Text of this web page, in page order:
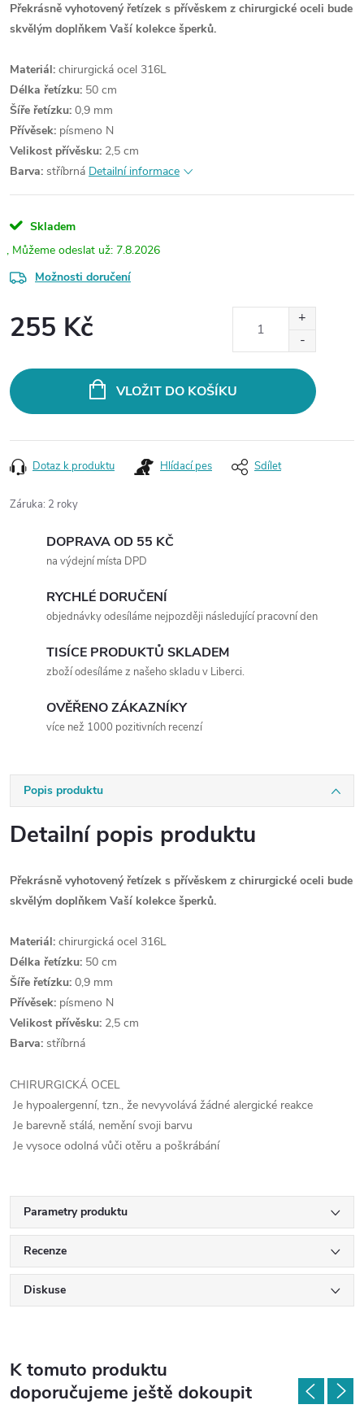
Překrásně vyhotovený řetízek s přívěskem z chirurgické oceli bude
skvělým doplňkem Vaší kolekce šperků.
Materiál: chirurgická ocel 316L
Délka řetízku: 50 cm
Šíře řetízku: 0,9 mm
Přívěsek: písmeno N
Velikost přívěsku: 2,5 cm
Barva: stříbrná Detailní informace
Skladem
7.8.2026
Možnosti doručení
255 Kč
VLOŽIT DO KOŠÍKU
Dotaz k produktu Hlídací pes Sdílet
Záruka: 2 roky
DOPRAVA OD 55 KČ
na výdejní místa DPD
RYCHLÉ DORUČENÍ
objednávky odesíláme nejpozději následující pracovní den
TISÍCE PRODUKTŮ SKLADEM
zboží odesíláme z našeho skladu v Liberci.
OVĚŘENO ZÁKAZNÍKY
více než 1000 pozitivních recenzí
Popis produktu
Detailní popis produktu
Překrásně vyhotovený řetízek s přívěskem z chirurgické oceli bude
skvělým doplňkem Vaší kolekce šperků.
Materiál: chirurgická ocel 316L
Délka řetízku: 50 cm
Šíře řetízku: 0,9 mm
Přívěsek: písmeno N
Velikost přívěsku: 2,5 cm
Barva: stříbrná
CHIRURGICKÁ OCEL
Je hypoalergenní, tzn., že nevyvolává žádné alergické reakce
Je barevně stálá, nemění svoji barvu
Je vysoce odolná vůči otěru a poškrábání
Parametry produktu
Recenze
Diskuse
K tomuto produktu
doporučujeme ještě dokoupit